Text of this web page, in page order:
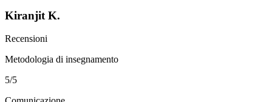
Kiranjit K.
Recensioni
Metodologia di insegnamento
5/5